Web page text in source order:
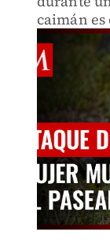
caimán